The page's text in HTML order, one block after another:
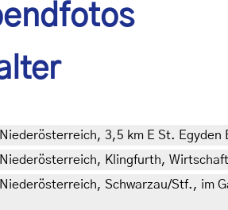
3,5 km E St.
Klingfurth,
Schwarzau/Stf., im